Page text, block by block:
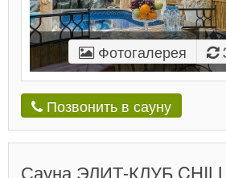
Фотогалерея
Позвонить в сауну
Сауна ЭЛИТ-КЛУБ